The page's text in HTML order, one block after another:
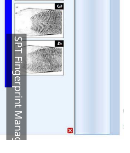
SPT Fingerprint Manager